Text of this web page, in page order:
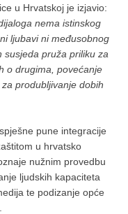
u Hrvatskoj je izjavio:
nema istinskog
ljubavi ni međusobnog
susjeda pruža priliku za
o drugima, povećanje
produbljivanje dobih
pune integracije
u hrvatsko
nužnim provedbu
ljudskih kapaciteta
te podizanje opće